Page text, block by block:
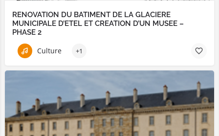
RENOVATION DU BATIMENT DE LA GLACIERE
MUNICIPALE D’ETEL ET CREATION D’UN MUSEE –
PHASE 2
Culture +1